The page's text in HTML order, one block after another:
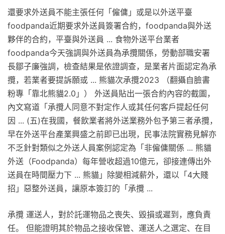
還要求外送員不能主張任何「僱傭」或是以外送平臺
foodpanda近期要求外送員簽署合約，foodpanda與外送
夥伴的合約，平臺與外送員 ... 食物外送平台業者
foodpanda今天強調與外送員為承攬關係，勞動部職安署
長鄒子廉強調，檢查結果是依證調查，是業者片面認定為承
攬，若業者要提訴願或 ... 熊貓次承攬2023 （翻攝自臉書
粉專「靠北熊貓2.0」） 外送員貼出一張合約內容的截圖，
內文寫道「承攬人同意不對定作人或其任何客戶提起任何
因 ... (五)在我國，餐飲業者將外送業務外包予第三者承攬，
早在外送平台產業興盛之前即已出現，民事法院實務見解亦
不乏針對類似之外送人員案例認定為「非僱傭關係 ... 熊貓
外送（Foodpanda）每年營收超過10億元，卻接連傳出外
送員在時間壓力下 ... 熊貓」除變相減薪外，還以「4大賤
招」惡整外送員，讓原本簽訂的「承攬 ...
承攬 運送人，對於託運物品之喪失、毀損或遲到，應負責
任。 但能證明其於物品之接收保管、運送人之選定、在目